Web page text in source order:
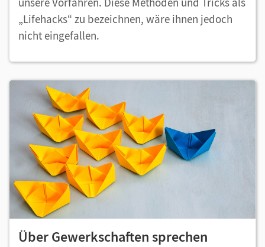
„Lifehacks“ zu bezeichnen, wäre ihnen jedoch
nicht eingefallen.
Über Gewerkschaften sprechen